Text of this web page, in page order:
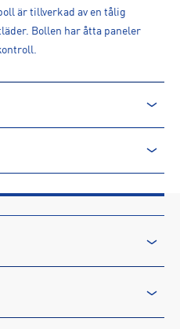
är tillverkad av en tålig
Bollen har åtta paneler
J1008253
JADE/BLACK/BARELY
416 55, Göteborg, SE